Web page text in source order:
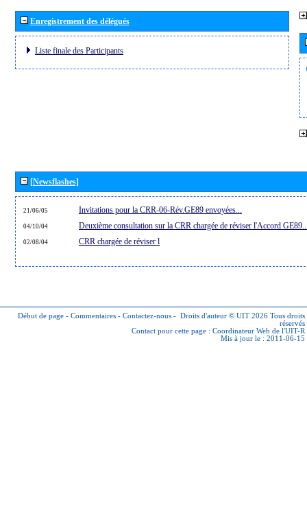
Enregistrement des délégués
Liste finale des Participants
[Newsflashes]
21/06/05 Invitations pour la CRR-06-Rév.GE89 envoyées...
04/10/04 Deuxième consultation sur la CRR chargée de réviser l'Accord
02/08/04 CRR chargée de réviser l
Début de page - Commentaires - Contactez-nous - Droits d'auteur © UIT 2026 Tous droits
réservés
Contact pour cette page : Coordinateur Web de l'UIT-R
Mis à jour le : 2011-06-15